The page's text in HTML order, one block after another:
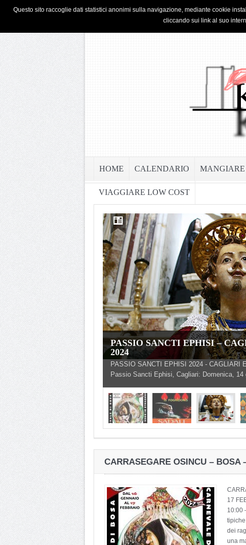
HOME PRIVACY & COOKIE POLICY
HOME CALENDARIO MANGIARE
VIAGGIARE LOW COST
PASSIO SANCTI EPHISI –
2024
PASSIO SANCTI EPHISI 2024 - CAGLIARI
Passio Sancti Ephisi, Cagliari: Domenica,
CARRASEGARE OSINCU – BOSA
17
10:00
dei
una
Questo sito raccoglie dati statistici anonimi sulla navigazione, mediante cookie
cliccando sui link al suo